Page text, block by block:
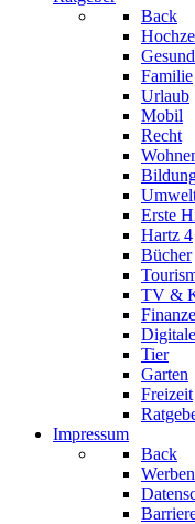
Back
Familie
Urlaub
Mobil
Recht
Erste
Hartz 4
Bücher
TV &
Tier
Garten
Freizeit
Impressum
Back